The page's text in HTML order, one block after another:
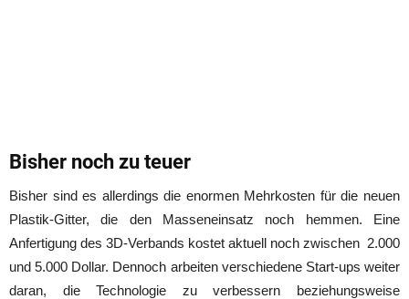
Bisher noch zu teuer
Bisher sind es allerdings die enormen Mehrkosten für die neuen
Plastik-Gitter, die den Masseneinsatz noch hemmen. Eine
Anfertigung des 3D-Verbands kostet aktuell noch zwischen 2.000
und 5.000 Dollar. Dennoch arbeiten verschiedene Start-ups weiter
daran, die Technologie zu verbessern beziehungsweise